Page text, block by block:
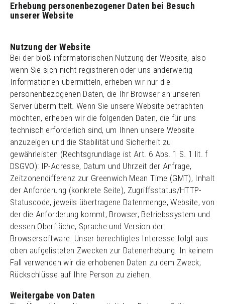
Erhebung personenbezogener Daten bei Besuch
unserer Website
Nutzung der Website
Bei der bloß informatorischen Nutzung der Website, also
wenn Sie sich nicht registrieren oder uns anderweitig
Informationen übermitteln, erheben wir nur die
personenbezogenen Daten, die Ihr Browser an unseren
Server übermittelt. Wenn Sie unsere Website betrachten
möchten, erheben wir die folgenden Daten, die für uns
technisch erforderlich sind, um Ihnen unsere Website
anzuzeigen und die Stabilität und Sicherheit zu
gewährleisten (Rechtsgrundlage ist Art. 6 Abs. 1 S. 1 lit. f
DSGVO): IP-Adresse, Datum und Uhrzeit der Anfrage,
Zeitzonendifferenz zur Greenwich Mean Time (GMT), Inhalt
der Anforderung (konkrete Seite), Zugriffsstatus/HTTP-
Statuscode, jeweils übertragene Datenmenge, Website, von
der die Anforderung kommt, Browser, Betriebssystem und
dessen Oberfläche, Sprache und Version der
Browsersoftware. Unser berechtigtes Interesse folgt aus
oben aufgelisteten Zwecken zur Datenerhebung. In keinem
Fall verwenden wir die erhobenen Daten zu dem Zweck,
Rückschlüsse auf Ihre Person zu ziehen.
Weitergabe von Daten